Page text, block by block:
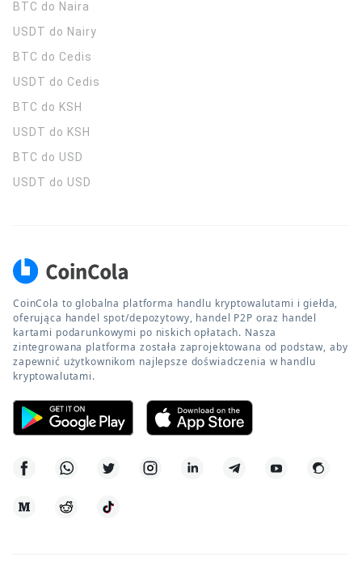
BTC do Naira
USDT do Nairy
BTC do Cedis
USDT do Cedis
BTC do KSH
USDT do KSH
BTC do USD
USDT do USD
CoinCola to globalna platforma handlu kryptowalutami i giełda,
oferująca handel spot/depozytowy, handel P2P oraz handel
kartami podarunkowymi po niskich opłatach. Nasza
zintegrowana platforma została zaprojektowana od podstaw, aby
zapewnić użytkownikom najlepsze doświadczenia w handlu
kryptowalutami.